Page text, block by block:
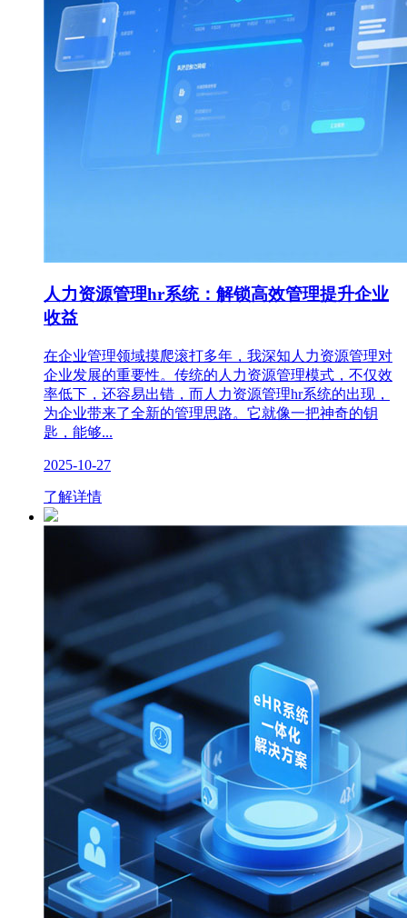
人力资源管理hr系统：解锁高效管理提升企业
收益
在企业管理领域摸爬滚打多年，我深知人力资源管理对
企业发展的重要性。传统的人力资源管理模式，不仅效
率低下，还容易出错，而人力资源管理hr系统的出现，
为企业带来了全新的管理思路。它就像一把神奇的钥
匙，能够...
2025-10-27
了解详情